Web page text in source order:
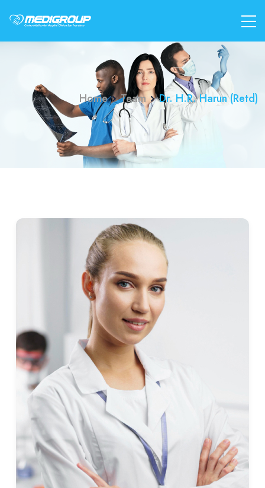
Home Team Dr. H.R. Harun (Retd)